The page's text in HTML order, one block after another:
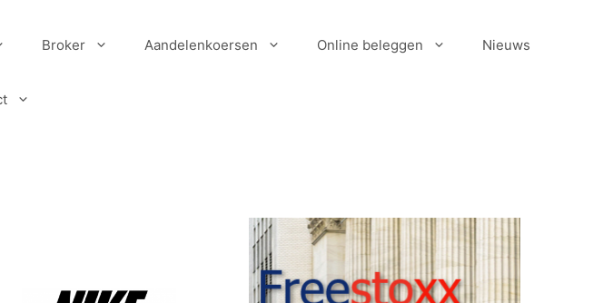
Broker Aandelenkoersen Online beleggen Nieuws